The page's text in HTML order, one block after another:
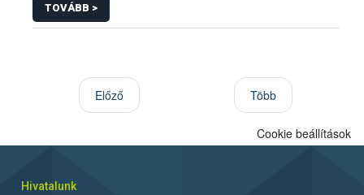
TOVÁBB >
Előző Több
Cookie beállítások
Hivatalunk